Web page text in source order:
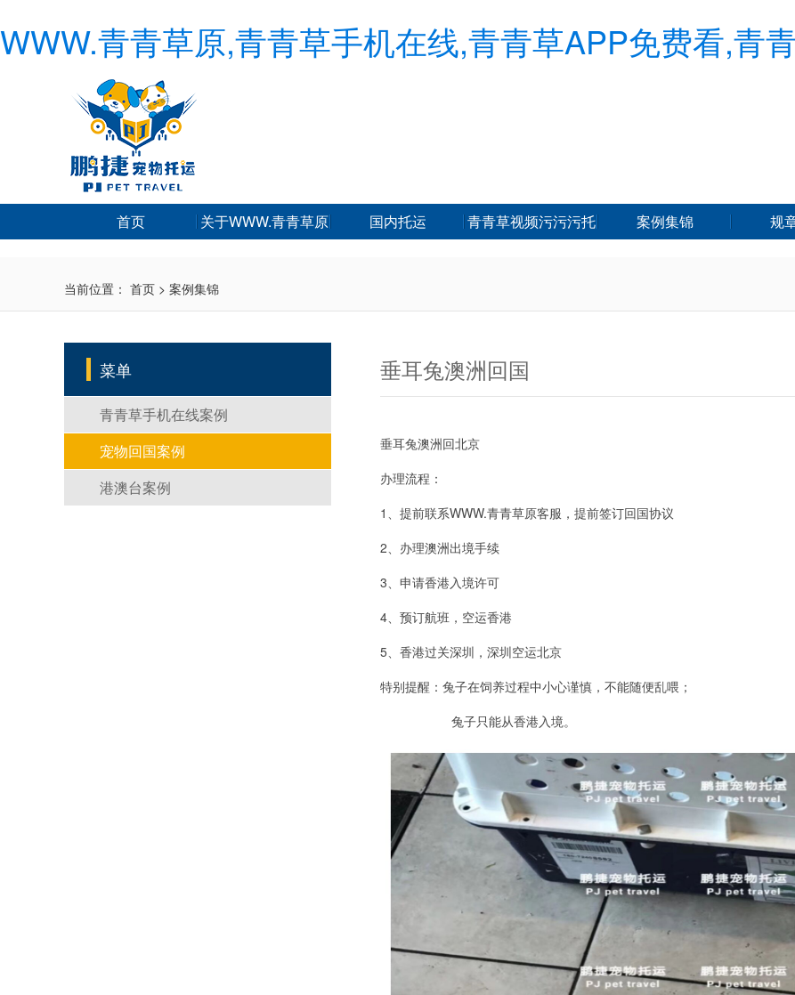
WWW.青青草原,青青草手机在线,青青草APP免费看,青
首页 关于WWW.青青草原 国内托运
青青草视频污污污托
案例集锦 规
当前位置： 首页 > 案例集锦
菜单
青青草手机在线案例
宠物回国案例
港澳台案例
垂耳兔澳洲回国
垂耳兔澳洲回北京
办理流程：
1、提前联系WWW.青青草原客服，提前签订回国协议
2、办理澳洲出境手续
3、申请香港入境许可
4、预订航班，空运香港
5、香港过关深圳，深圳空运北京
特别提醒：兔子在饲养过程中小心谨慎，不能随便乱喂；
兔子只能从香港入境。